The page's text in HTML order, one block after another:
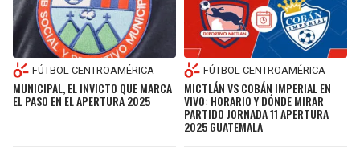
GIANTS
EAGLES
LAKERS
SUNS
FÚTBOL CENTROAMÉRICA
MUNICIPAL, EL INVICTO QUE MARCA
EL PASO EN EL APERTURA 2025
FÚTBOL CENTROAMÉRICA
MICTLÁN VS COBÁN IMPERIAL EN
VIVO: HORARIO Y DÓNDE MIRAR
PARTIDO JORNADA 11 APERTURA
2025 GUATEMALA